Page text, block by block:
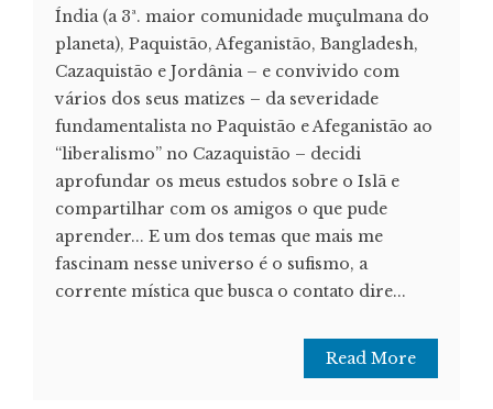
Índia (a 3ª. maior comunidade muçulmana do
planeta), Paquistão, Afeganistão, Bangladesh,
Cazaquistão e Jordânia – e convivido com
vários dos seus matizes – da severidade
fundamentalista no Paquistão e Afeganistão ao
“liberalismo” no Cazaquistão – decidi
aprofundar os meus estudos sobre o Islã e
compartilhar com os amigos o que pude
aprender... E um dos temas que mais me
fascinam nesse universo é o sufismo, a
corrente mística que busca o contato dire...
Read More